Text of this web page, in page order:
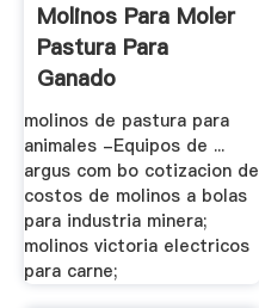
Molinos Para Moler
Pastura Para
Ganado
molinos de pastura para
animales -Equipos de ...
argus com bo cotizacion de
costos de molinos a bolas
para industria minera;
molinos victoria electricos
para carne;